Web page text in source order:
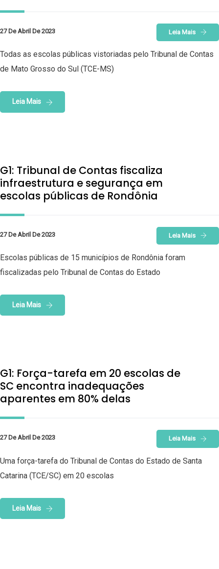
27 De Abril De 2023 Leia Mais
Todas as escolas públicas vistoriadas pelo Tribunal de Contas
de Mato Grosso do Sul (TCE-MS)
Leia Mais
G1: Tribunal de Contas fiscaliza
infraestrutura e segurança em
escolas públicas de Rondônia
27 De Abril De 2023 Leia Mais
Escolas públicas de 15 municípios de Rondônia foram
fiscalizadas pelo Tribunal de Contas do Estado
Leia Mais
G1: Força-tarefa em 20 escolas de
SC encontra inadequações
aparentes em 80% delas
27 De Abril De 2023 Leia Mais
Uma força-tarefa do Tribunal de Contas do Estado de Santa
Catarina (TCE/SC) em 20 escolas
Leia Mais